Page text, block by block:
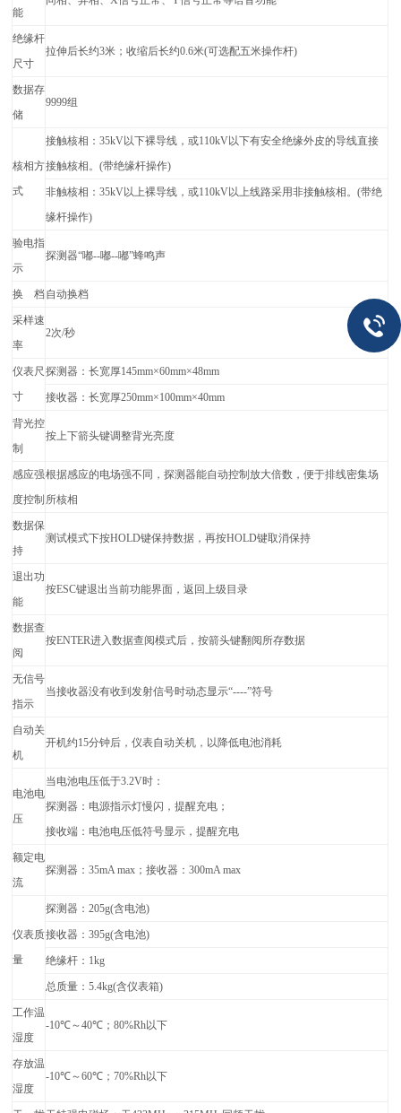
能
绝缘杆
尺寸
拉伸后长约3米；收缩后长约0.6米(可选配五米操作杆)
数据存
储
9999组
核相方
式
接触核相：35kV以下裸导线，或110kV以下有安全绝缘外皮的导线直接
接触核相。(带绝缘杆操作)
非触核相：35kV以上裸导线，或110kV以上线路采用非接触核相。(带绝
缘杆操作)
验电指
示
探测器“嘟--嘟--嘟”蜂鸣声
换 档自动换档
采样速
率
2次/秒
仪表尺
寸
探测器：长宽厚145mm×60mm×48mm
接收器：长宽厚250mm×100mm×40mm
背光控
制
按上下箭头键调整背光亮度
感应强
度控制
根据感应的电场强不同，探测器能自动控制放大倍数，便于排线密集场
所核相
数据保
持
测试模式下按HOLD键保持数据，再按HOLD键取消保持
退出功
能
按ESC键退出当前功能界面，返回上级目录
数据查
阅
按ENTER进入数据查阅模式后，按箭头键翻阅所存数据
无信号
指示
当接收器没有收到发射信号时动态显示“----”符号
自动关
机
开机约15分钟后，仪表自动关机，以降低电池消耗
电池电
压
当电池电压低于3.2V时：
探测器：电源指示灯慢闪，提醒充电；
接收端：电池电压低符号显示，提醒充电
额定电
流
探测器：35mA max；接收器：300mA max
仪表质
量
探测器：205g(含电池)
接收器：395g(含电池)
绝缘杆：1kg
总质量：5.4kg(含仪表箱)
工作温
湿度
-10℃～40℃；80%Rh以下
存放温
湿度
-10℃～60℃；70%Rh以下